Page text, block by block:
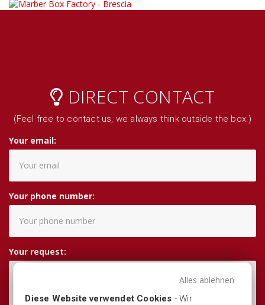
DIRECT CONTACT
(Feel free to contact us, we always think outside the box.)
Your email:
Your phone number:
Your request:
Alles ablehnen
Diese Website verwendet Cookies - Wir